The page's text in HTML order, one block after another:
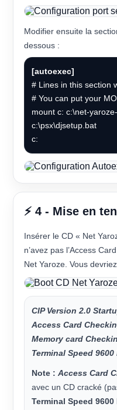
Modifier ensuite la
dessous :
[autoexec]
# Lines in this section
# You can put your
mount c: c:\net-
c:\psx\djsetup.bat
c:
⚡ 4 - Mise en
Insérer le CD « Net
n’avez pas l’Access
Net Yaroze. Vous
CIP Version 2.0
Access Card
Memory card
Terminal Speed 9600
Note : Access Card
avec un CD cracké
Terminal Speed 9600